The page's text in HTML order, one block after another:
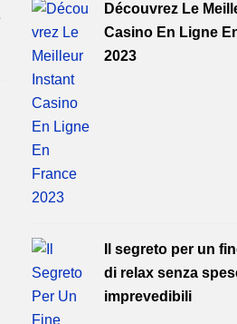
Découvrez Le
Casino En Ligne
2023
Il segreto per un
di relax senza
imprevedibili